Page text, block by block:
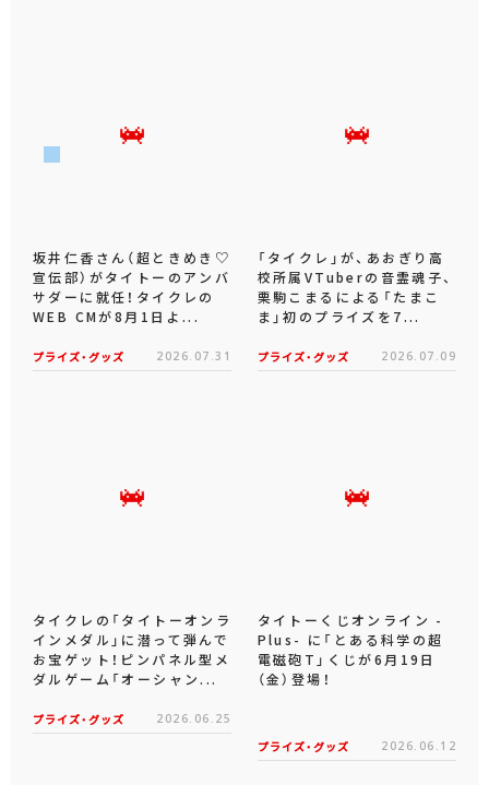
坂井仁香さん（超ときめき♡
宣伝部）がタイトーのアンバ
サダーに就任！タイクレの
WEB CMが8月1日よ...
プライズ・グッズ 2026.07.31
「タイクレ」が、あおぎり高
校所属VTuberの音霊魂子、
栗駒こまるによる「たまこ
ま」初のプライズを7...
プライズ・グッズ 2026.07.09
タイクレの「タイトーオンラ
インメダル」に潜って弾んで
お宝ゲット！ピンパネル型メ
ダルゲーム「オーシャン...
プライズ・グッズ 2026.06.25
タイトーくじオンライン -
Plus- に「とある科学の超
電磁砲T」くじが6月19日
（金）登場！
プライズ・グッズ 2026.06.12